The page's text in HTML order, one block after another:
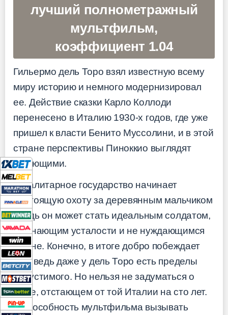
лучший полнометражный
мультфильм,
коэффициент 1.04
Гильермо дель Торо взял известную всему
миру историю и немного модернизировал
ее. Действие сказки Карло Коллоди
перенесено в Италию 1930-х годов, где уже
пришел к власти Бенито Муссолини, и в этой
стране перспективы Пиноккио выглядят
пугающими.
Тоталитарное государство начинает
настоящую охоту за деревянным мальчиком
- ведь он может стать идеальным солдатом,
не знающим усталости и не нуждающимся
во сне. Конечно, в итоге добро побеждает
зло, ведь даже у дель Торо есть пределы
допустимого. Но нельзя не задуматься о
мире, отстающем от той Италии на сто лет.
И способность мультфильма вызывать